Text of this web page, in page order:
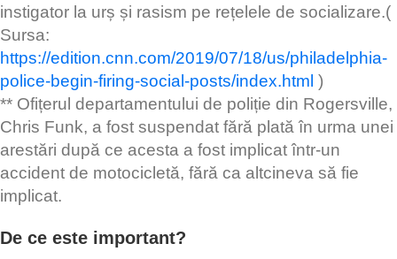
instigator la urș și rasism pe rețelele de socializare.(
Sursa:
https://edition.cnn.com/2019/07/18/us/philadelphia-
police-begin-firing-social-posts/index.html )
** Ofițerul departamentului de poliție din Rogersville,
Chris Funk, a fost suspendat fără plată în urma unei
arestări după ce acesta a fost implicat într-un
accident de motocicletă, fără ca altcineva să fie
implicat.
De ce este important?